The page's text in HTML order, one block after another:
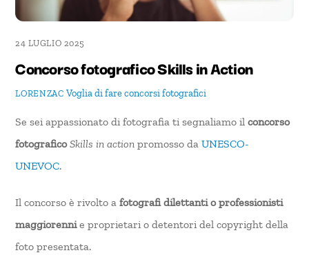
24 LUGLIO 2025
Concorso fotografico Skills in Action
LORENZAC Voglia di fareconcorsi fotografici
Se sei appassionato di fotografia ti segnaliamo ilconcorso
fotografico Skills in action promosso daUNESCO-
UNEVOC.
Il concorso è rivolto afotografi dilettanti o professionisti
maggiorennie proprietari o detentori del copyright della
foto presentata.